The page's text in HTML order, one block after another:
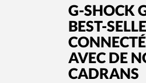
G-SHOCK
BEST-
AVEC DE
CADRANS